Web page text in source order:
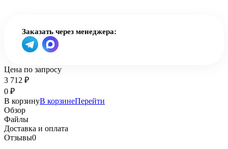
Заказать через менеджера:
Цена по запросу
3 712 ₽
0 ₽
В корзинуВ корзинеПерейти
Обзор
Файлы
Доставка и оплата
Отзывы0